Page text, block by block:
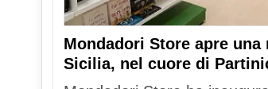
Mondadori Store apre
Sicilia, nel cuore di